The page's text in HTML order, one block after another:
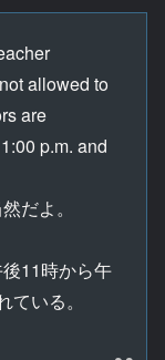
allowed to
are
p.m. and
だよ。
11時から午
いる。